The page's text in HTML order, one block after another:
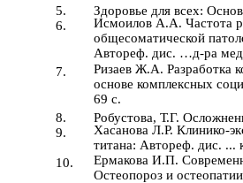
5.
Здоровье для всех:
6.
Исмоилов А.А. Частота
общесоматической
Автореф. дис. …д-ра
7.
Ризаев Ж.А. Разработка
основе комплексных
69 с.
8.
Робустова, Т.Г.
9.
Хасанова Л.Р. Клинико-
титана: Автореф. дис. ...
10.
Ермакова И.П.
Остеопороз и